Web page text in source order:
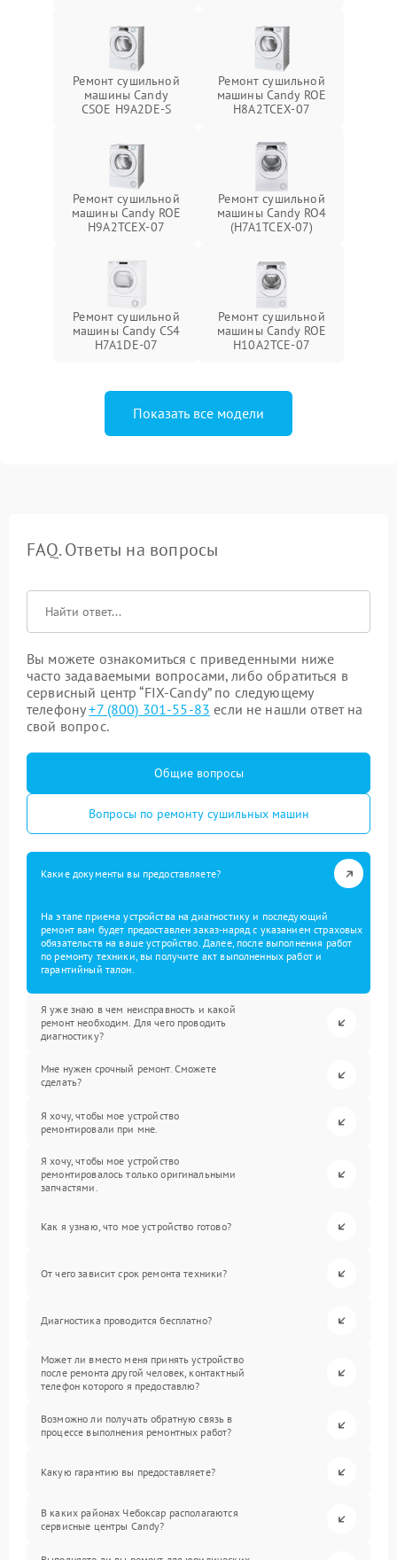
Ремонт сушильной
машины Candy
CSOE H9A2DE-S
Ремонт сушильной
машины Candy ROE
H8A2TCEX-07
Ремонт сушильной
машины Candy ROE
H9A2TCEX-07
Ремонт сушильной
машины Candy RO4
(H7A1TCEX-07)
Ремонт сушильной
машины Candy CS4
H7A1DE-07
Ремонт сушильной
машины Candy ROE
H10A2TCE-07
Показать все модели
FAQ. Ответы на вопросы
Вы можете ознакомиться с приведенными ниже
часто задаваемыми вопросами, либо обратиться в
сервисный центр “FIX-Candy” по следующему
телефону+7 (800) 301-55-83 если не нашли ответ на
свой вопрос.
Общие вопросы
Вопросы по ремонту сушильных машин
Какие документы вы предоставляете?
На этапе приема устройства на диагностику и последующий
ремонт вам будет предоставлен заказ-наряд с указанием страховых
обязательств на ваше устройство. Далее, после выполнения работ
по ремонту техники, вы получите акт выполненных работ и
гарантийный талон.
Я уже знаю в чем неисправность и какой
ремонт необходим. Для чего проводить
диагностику?
Мне нужен срочный ремонт. Сможете
сделать?
Я хочу, чтобы мое устройство
ремонтировали при мне.
Я хочу, чтобы мое устройство
ремонтировалось только оригинальными
запчастями.
Как я узнаю, что мое устройство готово?
От чего зависит срок ремонта техники?
Диагностика проводится бесплатно?
Может ли вместо меня принять устройство
после ремонта другой человек, контактный
телефон которого я предоставлю?
Возможно ли получать обратную связь в
процессе выполнения ремонтных работ?
Какую гарантию вы предоставляете?
В каких районах Чебоксар располагаются
сервисные центры Candy?